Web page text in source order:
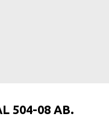
504-08 АВ.